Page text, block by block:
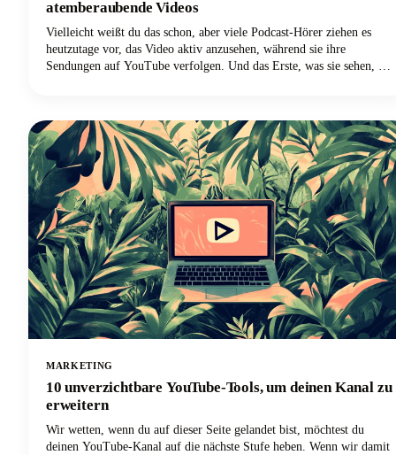
atemberaubende Videos
Vielleicht weißt du das schon, aber viele Podcast-Hörer ziehen es
heutzutage vor, das Video aktiv anzusehen, während sie ihre
Sendungen auf YouTube verfolgen. Und das Erste, was sie sehen, ist
MARKETING
10 unverzichtbare YouTube-Tools, um deinen Kanal zu
erweitern
Wir wetten, wenn du auf dieser Seite gelandet bist, möchtest du
deinen YouTube-Kanal auf die nächste Stufe heben. Wenn wir damit